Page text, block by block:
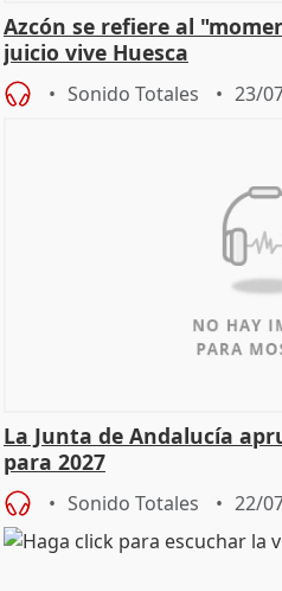
Azcón se refiere al
juicio vive Huesca
Sonido Totales 23/
La Junta de Andalucía
para 2027
Sonido Totales 22/